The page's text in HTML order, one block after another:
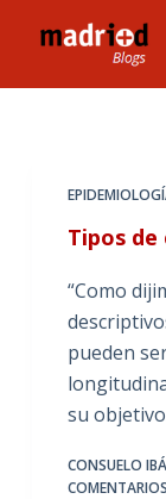
l
Tipos
“Como
pueden
su
CONSUELO
COMENTARIOS